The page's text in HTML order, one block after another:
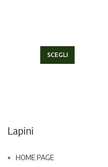
SCEGLI
Lapini
HOME PAGE